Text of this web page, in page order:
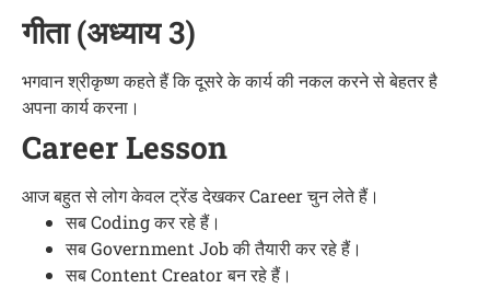
गीता (अध्याय 3)
भगवान श्रीकृष्ण कहते हैं कि दूसरे के कार्य की नकल करने से बेहतर है
अपना कार्य करना।
Career Lesson
आज बहुत से लोग केवल ट्रेंड देखकर Career चुन लेते हैं।
सब Coding कर रहे हैं।
सब Government Job की तैयारी कर रहे हैं।
सब Content Creator बन रहे हैं।